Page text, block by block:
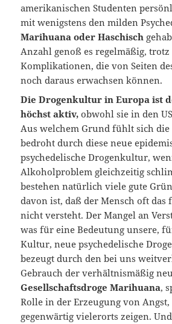
amerikanischen Studenten
mit wenigstens den milden
Marihuana oder Haschisch
Anzahl genoß es regelmäßig,
Komplikationen, die von Seiten
noch daraus erwachsen können.
Die Drogenkultur in Europa ist
höchst aktiv, obwohl sie in den
Aus welchem Grund fühlt sich die
bedroht durch diese neue
psychedelische Drogenkultur,
Alkoholproblem gleichzeitig
bestehen natürlich viele gute
davon ist, daß der Mensch oft das
nicht versteht. Der Mangel an
was für eine Bedeutung unsere,
Kultur, neue psychedelische
bezeugt durch den bei uns
Gebrauch der verhältnismäßig
Gesellschaftsdroge Marihuana,
Rolle in der Erzeugung von Angst,
gegenwärtig vielerorts zeigen.